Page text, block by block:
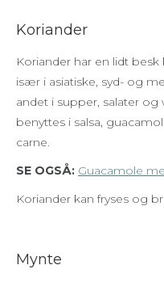
Koriander
Koriander har en lidt
især i asiatiske, syd- og
andet i supper, salater
benyttes i salsa,
carne.
SE OGSÅ: Guacamole
Koriander kan fryses og
Mynte